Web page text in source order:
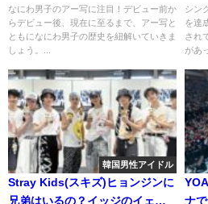
のアー写をまとめました！
なにわ男子のアー写に注目！デビュー前か
らデビュー後、現在に至るまで、アー写と
ともになにわ男子の歴史を紐解いていきま
しょう。...
に
シン
を達
され
があ
韓国男性アイドル
Stray Kids(スキズ)ヒョンジンに
兄弟はいるの？イッジのイェジ
ナ